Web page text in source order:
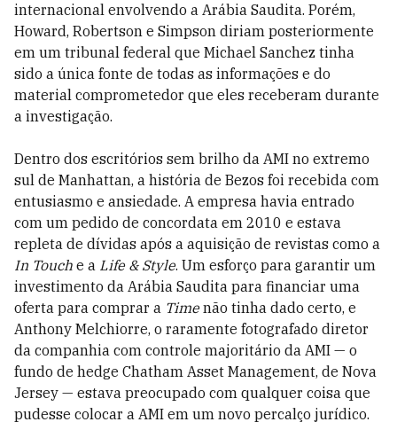
internacional envolvendo a Arábia Saudita. Porém,
Howard, Robertson e Simpson diriam posteriormente
em um tribunal federal que Michael Sanchez tinha
sido a única fonte de todas as informações e do
material comprometedor que eles receberam durante
a investigação.
Dentro dos escritórios sem brilho da AMI no extremo
sul de Manhattan, a história de Bezos foi recebida com
entusiasmo e ansiedade. A empresa havia entrado
com um pedido de concordata em 2010 e estava
repleta de dívidas após a aquisição de revistas como a
In Touch e a Life & Style. Um esforço para garantir um
investimento da Arábia Saudita para financiar uma
oferta para comprar a Timenão tinha dado certo, e
Anthony Melchiorre, o raramente fotografado diretor
da companhia com controle majoritário da AMI — o
fundo de hedge Chatham Asset Management, de Nova
Jersey — estava preocupado com qualquer coisa que
pudesse colocar a AMI em um novo percalço jurídico.